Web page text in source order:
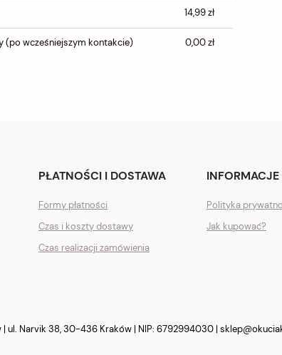
14,99 zł
(po wcześniejszym kontakcie) 0,00 zł
PŁATNOŚCI I DOSTAWA
Formy płatności
Czas i koszty dostawy
Czas realizacji zamówienia
INFORMACJE
Polityka
Jak kupować?
ul. Narvik 38, 30-436 Kraków | NIP: 6792994030 |